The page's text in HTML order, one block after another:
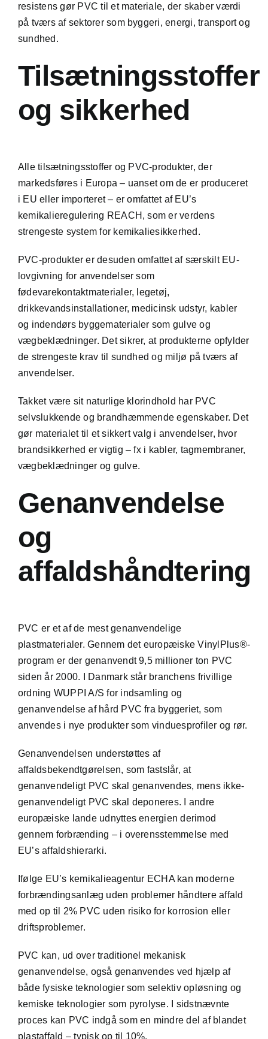
resistens gør PVC til et materiale, der skaber værdi
på tværs af sektorer som byggeri, energi, transport og
sundhed.
Tilsætningsstoffer
og sikkerhed
Alle tilsætningsstoffer og PVC-produkter, der
markedsføres i Europa – uanset om de er produceret
i EU eller importeret – er omfattet af EU’s
kemikalieregulering REACH, som er verdens
strengeste system for kemikaliesikkerhed.
PVC-produkter er desuden omfattet af særskilt EU-
lovgivning for anvendelser som
fødevarekontaktmaterialer, legetøj,
drikkevandsinstallationer, medicinsk udstyr, kabler
og indendørs byggematerialer som gulve og
vægbeklædninger. Det sikrer, at produkterne opfylder
de strengeste krav til sundhed og miljø på tværs af
anvendelser.
Takket være sit naturlige klorindhold har PVC
selvslukkende og brandhæmmende egenskaber. Det
gør materialet til et sikkert valg i anvendelser, hvor
brandsikkerhed er vigtig – fx i kabler, tagmembraner,
vægbeklædninger og gulve.
Genanvendelse
og
affaldshåndtering
PVC er et af de mest genanvendelige
plastmaterialer. Gennem det europæiske VinylPlus®-
program er der genanvendt 9,5 millioner ton PVC
siden år 2000. I Danmark står branchens frivillige
ordning WUPPI A/S for indsamling og
genanvendelse af hård PVC fra byggeriet, som
anvendes i nye produkter som vinduesprofiler og rør.
Genanvendelsen understøttes af
affaldsbekendtgørelsen, som fastslår, at
genanvendeligt PVC skal genanvendes, mens ikke-
genanvendeligt PVC skal deponeres. I andre
europæiske lande udnyttes energien derimod
gennem forbrænding – i overensstemmelse med
EU’s affaldshierarki.
Ifølge EU’s kemikalieagentur ECHA kan moderne
forbrændingsanlæg uden problemer håndtere affald
med op til 2% PVC uden risiko for korrosion eller
driftsproblemer.
PVC kan, ud over traditionel mekanisk
genanvendelse, også genanvendes ved hjælp af
både fysiske teknologier som selektiv opløsning og
kemiske teknologier som pyrolyse. I sidstnævnte
proces kan PVC indgå som en mindre del af blandet
plastaffald – typisk op til 10%.